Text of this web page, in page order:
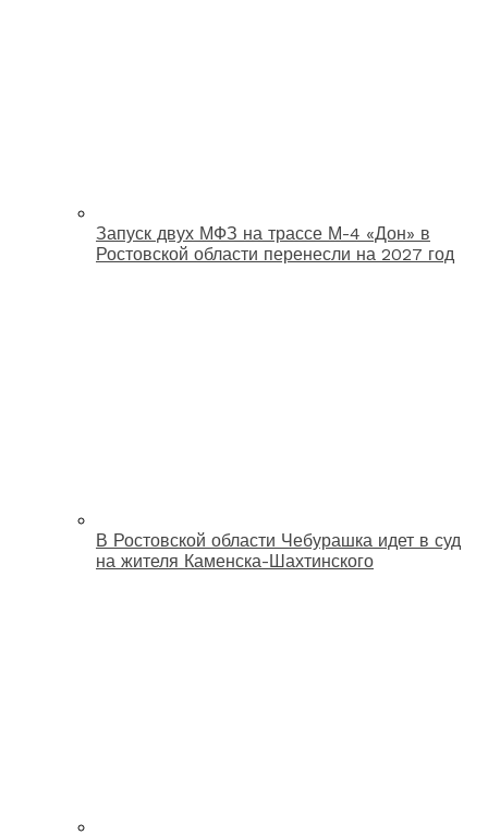
Запуск двух МФЗ на трассе М-4 «Дон» в
Ростовской области перенесли на 2027 год
В Ростовской области Чебурашка идет в суд
на жителя Каменска-Шахтинского